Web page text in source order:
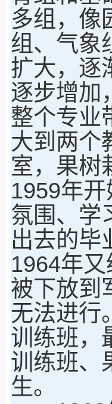
多组，像
组、气象
扩大，逐
逐步增加
整个专业
大到两
室，果树
1959年
氛围、学
出去的毕
1964年
被下放到
无法进行
训练班，
训练班、
生。